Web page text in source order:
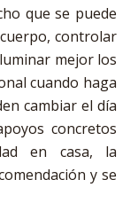
que se puede
controlar
mejor los
cuando haga
cambiar el día
concretos
en casa, la
y se